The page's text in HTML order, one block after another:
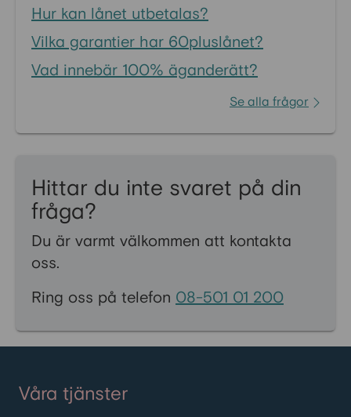
Hur kan lånet utbetalas?
Vilka garantier har 60pluslånet?
Vad innebär 100% äganderätt?
Se alla frågor
Hittar du inte svaret på din
fråga?
Du är varmt välkommen att kontakta
oss.
Ring oss på telefon 08-501 01 200
Våra tjänster